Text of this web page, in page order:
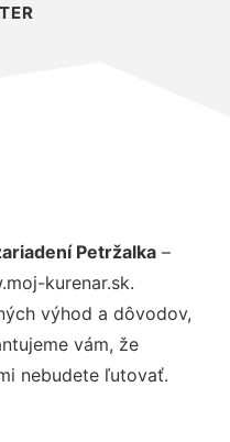
Petržalka –
kurenar.sk.
výhod a dôvodov,
vám, že
nebudete ľutovať.